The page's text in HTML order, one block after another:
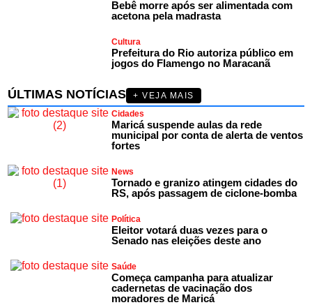
Bebê morre após ser alimentada com
acetona pela madrasta
Cultura
Prefeitura do Rio autoriza público em
jogos do Flamengo no Maracanã
ÚLTIMAS NOTÍCIAS
+ VEJA MAIS
Cidades
Maricá suspende aulas da rede
municipal por conta de alerta de ventos
fortes
News
Tornado e granizo atingem cidades do
RS, após passagem de ciclone-bomba
Política
Eleitor votará duas vezes para o
Senado nas eleições deste ano
Saúde
Começa campanha para atualizar
cadernetas de vacinação dos
moradores de Maricá